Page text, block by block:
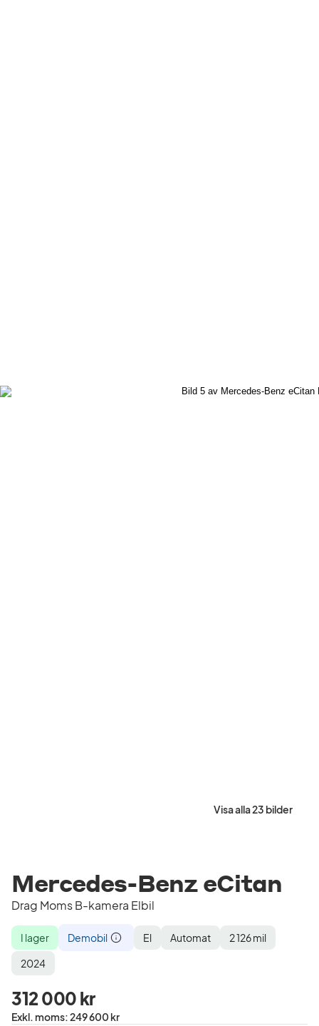
Visa alla 23 bilder
Mercedes-Benz eCitan
Drag Moms B-kamera Elbil
Lagerstatus
I lager
Demobil
Demobil Demobil
Drivmedel
El
Växellåda
Automat
Mätarställning
2 126mil
Modellår
2024
312 000 kr
Exkl. moms:Pris
249 600 kr